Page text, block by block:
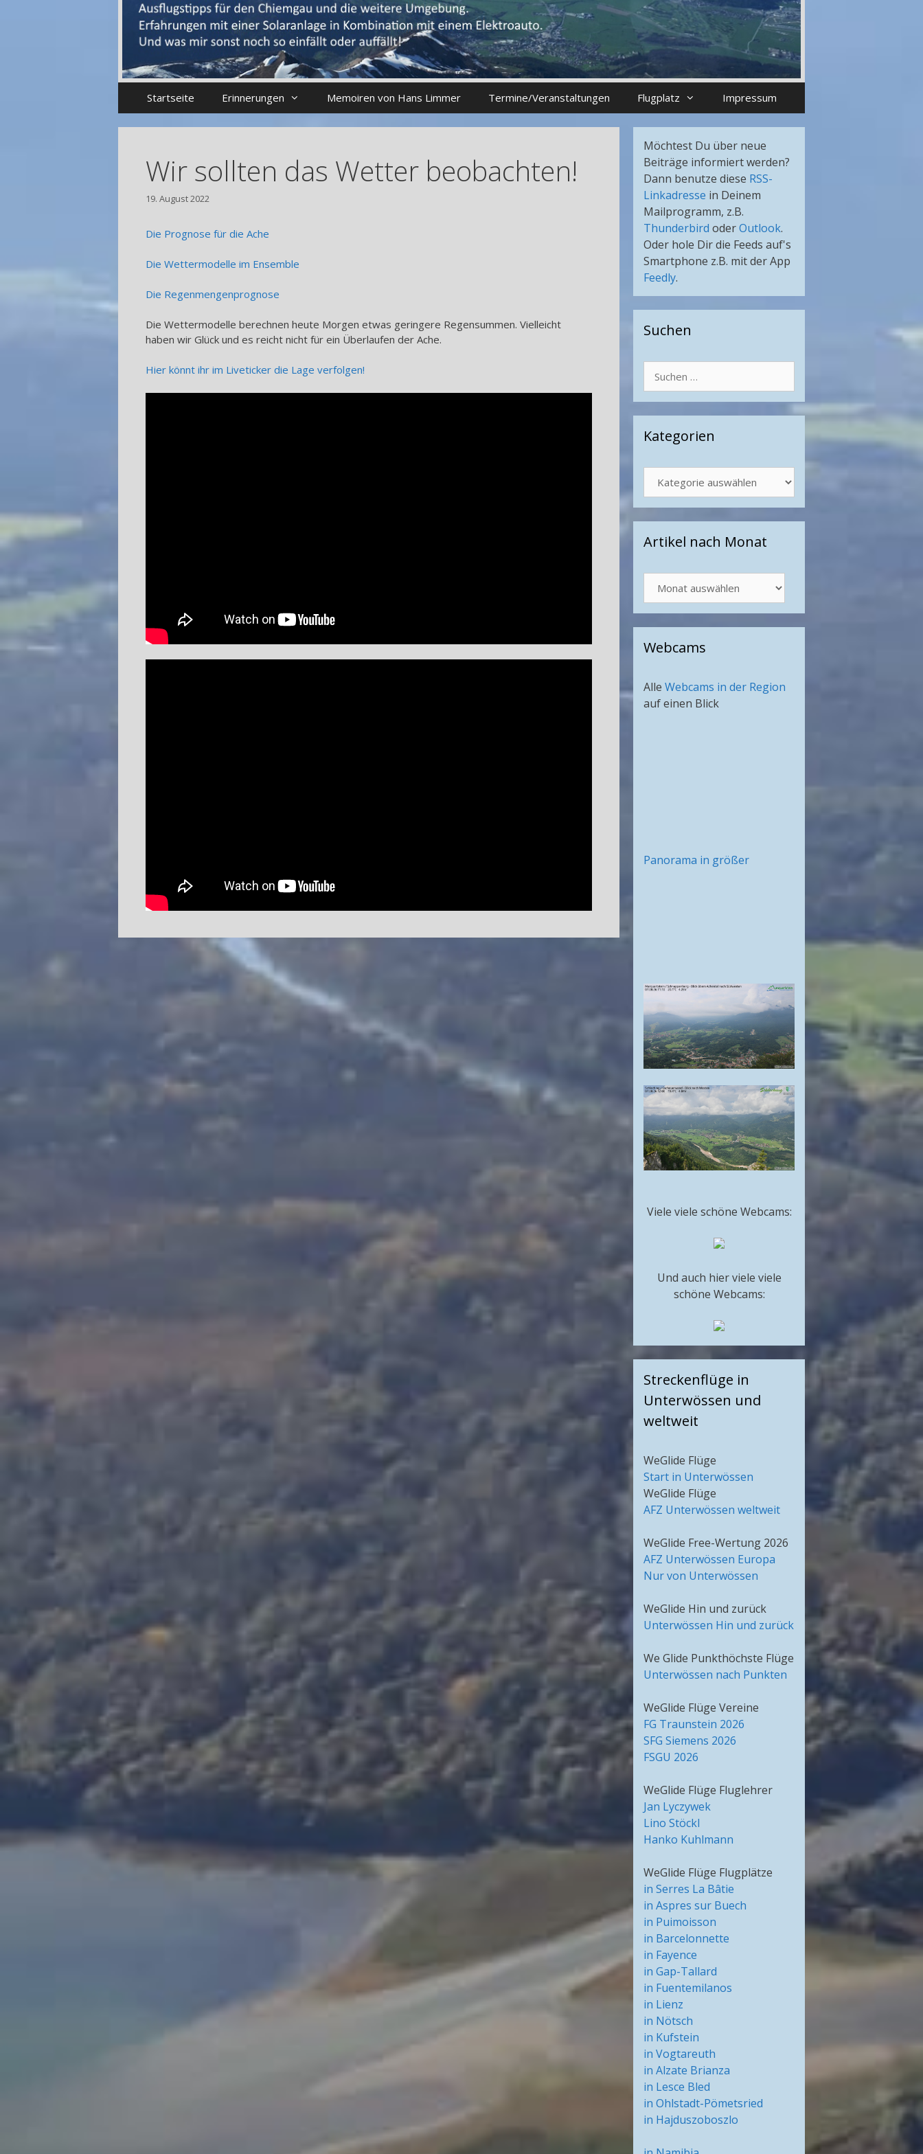
Startseite Erinnerungen Memoiren von Hans Limmer Termine/Veranstaltungen Flugplatz Impressum
Wir sollten das Wetter beobachten!
19. August 2022
Die Prognose für die Ache
Die Wettermodelle im Ensemble
Die Regenmengenprognose
Die Wettermodelle berechnen heute Morgen etwas geringere Regensummen. Vielleicht
haben wir Glück und es reicht nicht für ein Überlaufen der Ache.
Hier könnt ihr im Liveticker die Lage verfolgen!
Möchtest Du über neue
Beiträge informiert werden?
Dann benutze diese RSS-
Linkadresse in Deinem
Mailprogramm, z.B.
Thunderbird oderOutlook.
Oder hole Dir die Feeds auf's
Smartphone z.B. mit der App
Feedly.
Suchen
nach:
Kategorien
Artikel nach Monat
nach
Monat
Webcams
Alle Webcams in der Region
auf einen Blick
Panorama in größer
Viele viele schöne Webcams:
Und auch hier viele viele
schöne Webcams:
Streckenflüge in
Unterwössen und
weltweit
WeGlide Flüge
Start in Unterwössen
WeGlide Flüge
AFZ Unterwössen weltweit
WeGlide Free-Wertung 2026
AFZ Unterwössen Europa
Nur von Unterwössen
WeGlide Hin und zurück
Unterwössen Hin und zurück
We Glide Punkthöchste Flüge
Unterwössen nach Punkten
WeGlide Flüge Vereine
FG Traunstein 2026
SFG Siemens 2026
FSGU 2026
WeGlide Flüge Fluglehrer
Jan Lyczywek
Lino Stöckl
Hanko Kuhlmann
WeGlide Flüge Flugplätze
in Serres La Bâtie
in Aspres sur Buech
in Puimoisson
in Barcelonnette
in Fayence
in Gap-Tallard
in Fuentemilanos
in Lienz
in Nötsch
in Kufstein
in Vogtareuth
in Alzate Brianza
in Lesce Bled
in Ohlstadt-Pömetsried
in Hajduszoboszlo